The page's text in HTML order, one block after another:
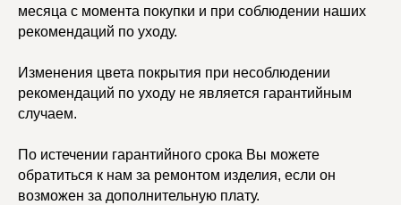
месяца с момента покупки и при соблюдении наших
рекомендаций по уходу.
Изменения цвета покрытия при несоблюдении
рекомендаций по уходу не является гарантийным
случаем.
По истечении гарантийного срока Вы можете
обратиться к нам за ремонтом изделия, если он
возможен за дополнительную плату.